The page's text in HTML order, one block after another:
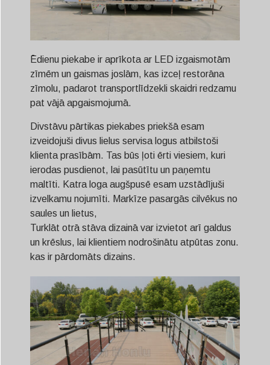
Ēdienu piekabe ir aprīkota ar LED izgaismotām
zīmēm un gaismas joslām, kas izceļ restorāna
zīmolu, padarot transportlīdzekli skaidri redzamu
pat vājā apgaismojumā.
Divstāvu pārtikas piekabes priekšā esam
izveidojuši divus lielus servisa logus atbilstoši
klienta prasībām. Tas būs ļoti ērti viesiem, kuri
ierodas pusdienot, lai pasūtītu un paņemtu
maltīti. Katra loga augšpusē esam uzstādījuši
izvelkamu nojumīti. Markīze pasargās cilvēkus no
saules un lietus,
Turklāt otrā stāva dizainā var izvietot arī galdus
un krēslus, lai klientiem nodrošinātu atpūtas zonu.
kas ir pārdomāts dizains.